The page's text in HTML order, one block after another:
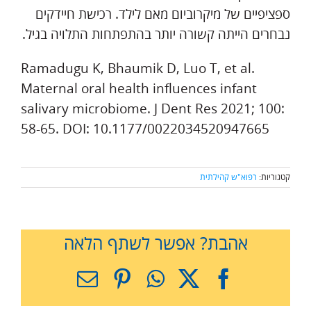
ספציפיים של מיקרוביום מאם לילד. רכישת חיידקים
נבחרים הייתה קשורה יותר בהתפתחות התלויה בגיל.
Ramadugu K, Bhaumik D, Luo T, et al.
Maternal oral health influences infant
salivary microbiome. J Dent Res 2021; 100:
58-65. DOI: 10.1177/0022034520947665
קטגוריות: רפוא"ש קהילתית
אהבת? אפשר לשתף הלאה
Facebook
X
WhatsApp
Pinterest
כתובת